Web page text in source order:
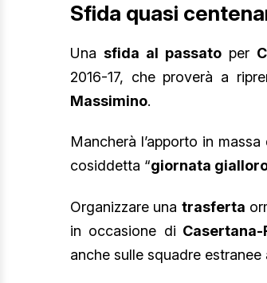
Sfida quasi
Una sfida al passatoper
2016-17, che proverà a
Massimino.
Mancherà l’apporto in massa
cosiddetta “giornata
Organizzare una trasferta
in occasione di Casertana-
anche sulle squadre estranee